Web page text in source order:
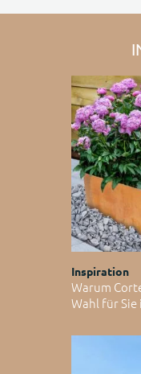
Inspiration
Warum
Wahl für Sie